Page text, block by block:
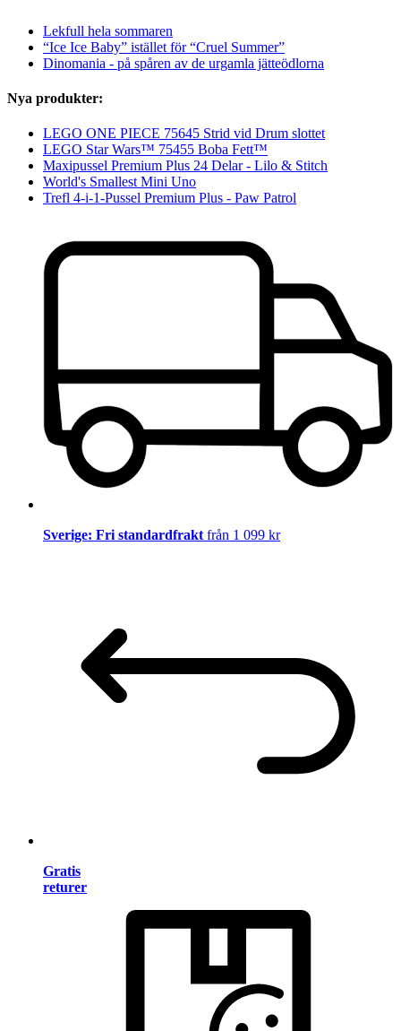
Lekfull hela sommaren
“Ice Ice Baby” istället för “Cruel Summer”
Dinomania - på spåren av de urgamla jätteödlorna
Nya produkter:
LEGO ONE PIECE 75645 Strid vid Drum slottet
LEGO Star Wars™ 75455 Boba Fett™
Maxipussel Premium Plus 24 Delar - Lilo & Stitch
World's Smallest Mini Uno
Trefl 4-i-1-Pussel Premium Plus - Paw Patrol
Sverige: Fri standardfrakt från 1 099 kr
Gratis
returer